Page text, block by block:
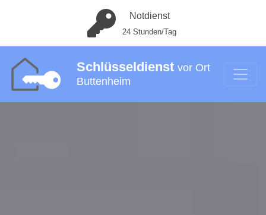
Notdienst
24 Stunden/Tag
Schlüsseldienst vor Ort
Buttenheim